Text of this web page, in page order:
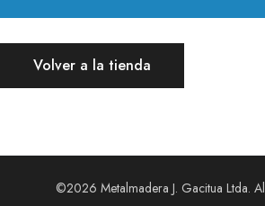
Volver a la tienda
©2026 Metalmadera J. Gacitua Ltda.